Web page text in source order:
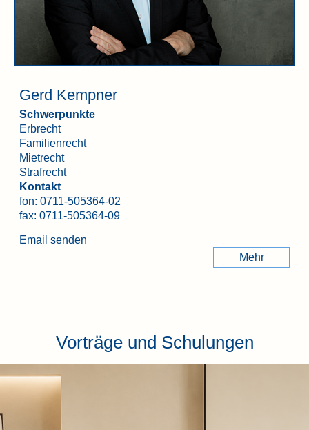
Gerd Kempner
Schwerpunkte
Erbrecht
Familienrecht
Mietrecht
Strafrecht
Kontakt
fon: 0711-505364-02
fax: 0711-505364-09
Email senden
Mehr
Vorträge und Schulungen